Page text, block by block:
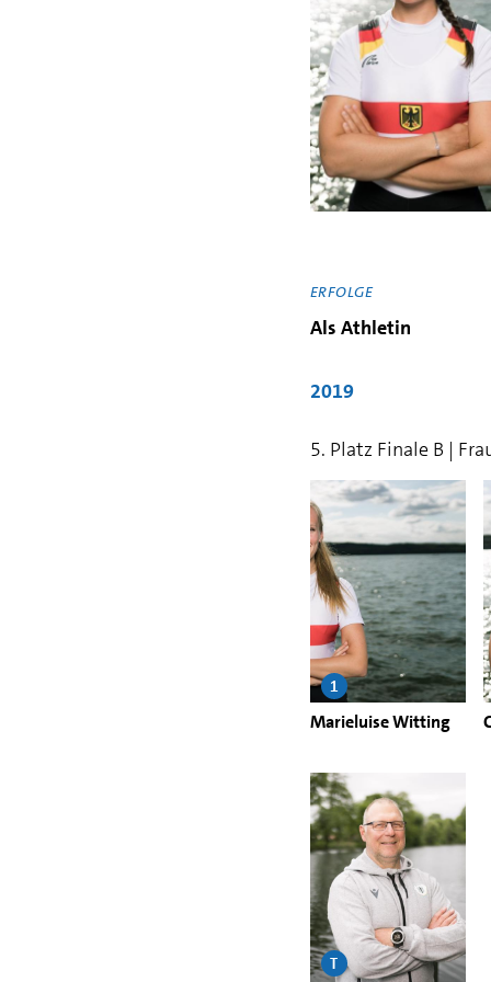
ERFOLGE
Als Athletin
2019
5. Platz Finale B |
Marieluise Witting
1
T